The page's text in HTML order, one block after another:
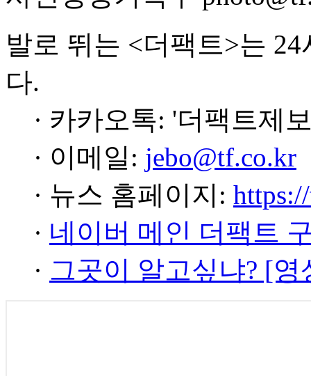
발로 뛰는 <더팩트>는
다.
· 카카오톡: '더팩트제
· 이메일: jebo@tf.co.kr
· 뉴스 홈페이지:
· 네이버 메인 더팩트
· 그곳이 알고싶냐? [